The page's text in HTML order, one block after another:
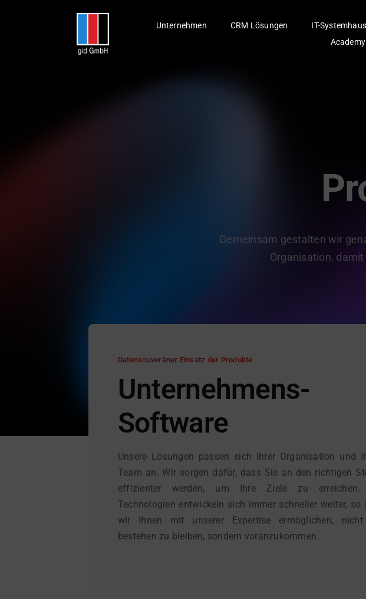
Unternehmen CRM Lösungen IT-Systemhaus
Academy
Gemeinsam gestalten wir
Organisation,
Datensouveräner Einsatz der Produkte
Unternehmens-
Software
Unsere Lösungen passen sich Ihrer Organisation und
Team an. Wir sorgen dafür, dass Sie an den richtigen
effizienter werden, um Ihre Ziele zu erreichen.
Technologien entwickeln sich immer schneller weiter, so
wir Ihnen mit unserer Expertise ermöglichen,
bestehen zu bleiben, sondern voranzukommen.